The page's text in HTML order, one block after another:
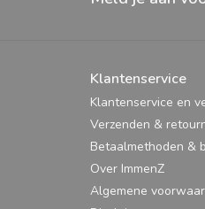
Klantenservice
Klantenservice en
Verzenden &
Betaalmethoden &
Over ImmenZ
Algemene